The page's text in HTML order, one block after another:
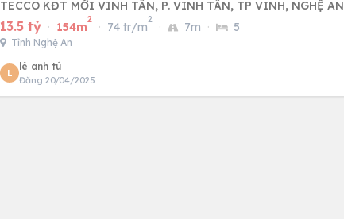
TECCO KĐT MỚI VINH TÂN, P. VINH TÂN, TP VINH, NGHỆ AN
13.5 tỷ · 154m
2
· 74 tr/m
2
· 7m · 5
Tỉnh Nghệ An
L
lê anh tú
Đăng 20/04/2025